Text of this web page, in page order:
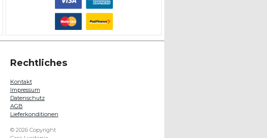
Rechtliches
Kontakt
Impressum
Datenschutz
AGB
Lieferkonditionen
© 2026 Copyright